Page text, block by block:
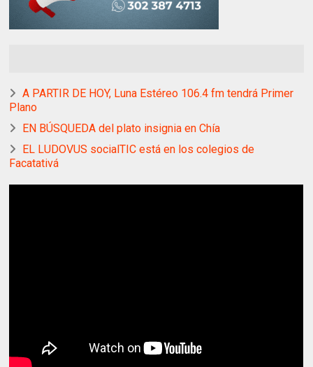
A PARTIR DE HOY, Luna Estéreo 106.4 fm tendrá Primer
Plano
EN BÚSQUEDA del plato insignia en Chía
EL LUDOVUS socialTIC está en los colegios de
Facatativá